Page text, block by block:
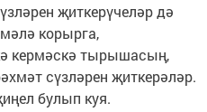
җиткерүчеләр дә
корырга,
кермәскә тырышасың,
сүзләрен җиткерәләр.
булып куя.